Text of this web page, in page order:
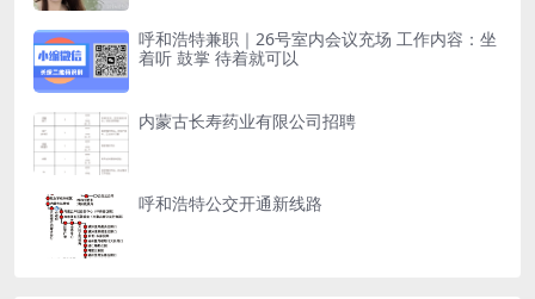
呼和浩特兼职｜26号室内会议充场 工作内容：坐
着听 鼓掌 待着就可以
内蒙古长寿药业有限公司招聘
呼和浩特公交开通新线路